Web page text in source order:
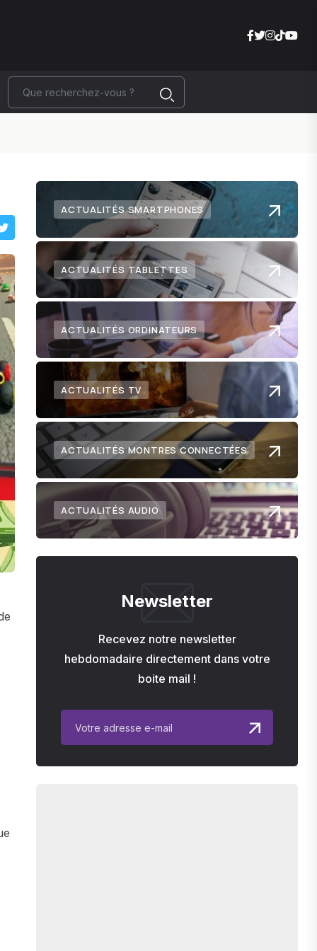
ACTUALITÉS SMARTPHONES
ACTUALITÉS TABLETTES
ACTUALITÉS ORDINATEURS
ACTUALITÉS TV
ACTUALITÉS MONTRES CONNECTÉES
ACTUALITÉS AUDIO
Newsletter
Recevez notre newsletter
hebdomadaire directement dans votre
boite mail !